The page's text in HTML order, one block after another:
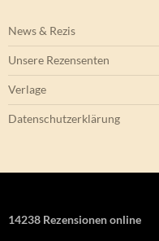
News & Rezis
Unsere Rezensenten
Verlage
Datenschutzerklärung
14238 Rezensionen online